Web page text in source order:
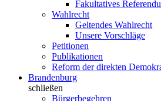
Fakultatives
Wahlrecht
Geltendes Wahlrecht
Unsere Vorschläge
Petitionen
Publikationen
Reform der direkten
Brandenburg
schließen
Bürgerbegehren